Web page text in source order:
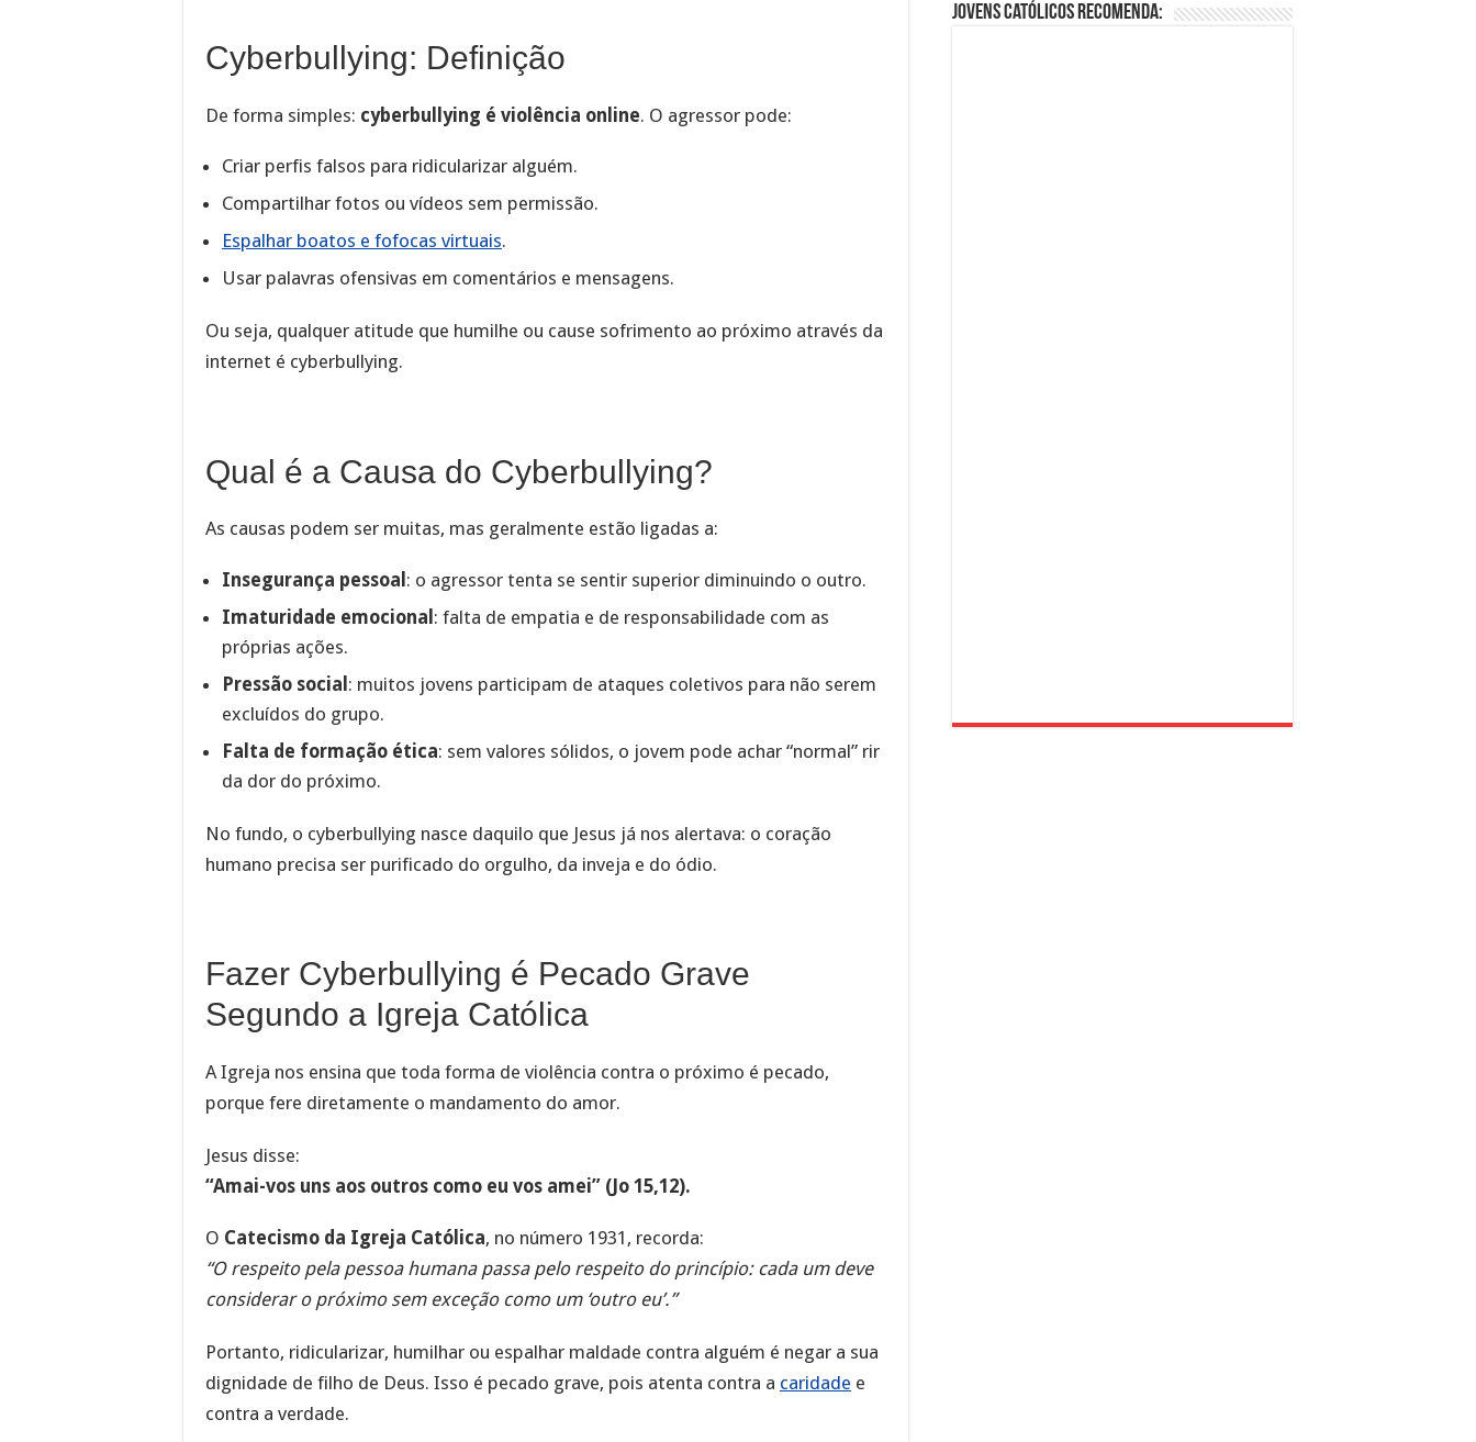
Cyberbullying: Definição
De forma simples: cyberbullying é violência online. O agressor pode:
Criar perfis falsos para ridicularizar alguém.
Compartilhar fotos ou vídeos sem permissão.
Espalhar boatos e fofocas virtuais.
Usar palavras ofensivas em comentários e mensagens.
Ou seja, qualquer atitude que humilhe ou cause sofrimento ao próximo através da
internet é cyberbullying.
Qual é a Causa do Cyberbullying?
As causas podem ser muitas, mas geralmente estão ligadas a:
Insegurança pessoal : o agressor tenta se sentir superior diminuindo o outro.
Imaturidade emocional : falta de empatia e de responsabilidade com as
próprias ações.
Pressão social : muitos jovens participam de ataques coletivos para não serem
excluídos do grupo.
Falta de formação ética: sem valores sólidos, o jovem pode achar “normal” rir
da dor do próximo.
No fundo, o cyberbullying nasce daquilo que Jesus já nos alertava: o coração
humano precisa ser purificado do orgulho, da inveja e do ódio.
Fazer Cyberbullying é Pecado Grave
Segundo a Igreja Católica
A Igreja nos ensina que toda forma de violência contra o próximo é pecado,
porque fere diretamente o mandamento do amor.
Jesus disse:
“Amai-vos uns aos outros como eu vos amei” (Jo 15,12).
O Catecismo da Igreja Católica, no número 1931, recorda:
“O respeito pela pessoa humana passa pelo respeito do princípio: cada um deve
considerar o próximo sem exceção como um ‘outro eu’.”
Portanto, ridicularizar, humilhar ou espalhar maldade contra alguém é negar a sua
dignidade de filho de Deus. Isso é pecado grave, pois atenta contra a caridade e
contra a verdade.
Jovens Católicos Recomenda: